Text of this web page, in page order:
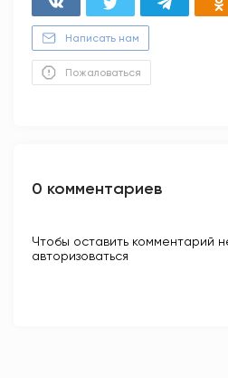
Написать нам
Пожаловаться
0 комментариев
Чтобы оставить комментарий
авторизоваться